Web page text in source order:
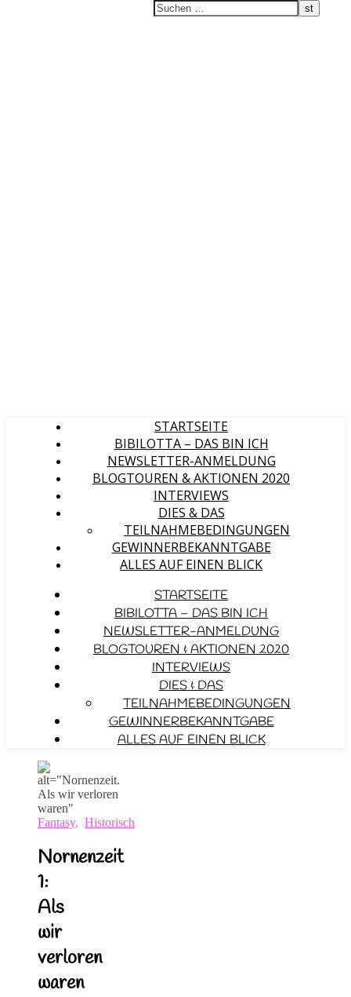
STARTSEITE
BIBILOTTA – DAS BIN ICH
NEWSLETTER-ANMELDUNG
BLOGTOUREN & AKTIONEN 2020
INTERVIEWS
DIES & DAS
TEILNAHMEBEDINGUNGEN
GEWINNERBEKANNTGABE
ALLES AUF EINEN BLICK
STARTSEITE
BIBILOTTA – DAS BIN ICH
NEWSLETTER-ANMELDUNG
BLOGTOUREN & AKTIONEN 2020
INTERVIEWS
DIES & DAS
TEILNAHMEBEDINGUNGEN
GEWINNERBEKANNTGABE
ALLES AUF EINEN BLICK
Fantasy, Historisch
Nornenzeit
1:
Als
wir
verloren
waren